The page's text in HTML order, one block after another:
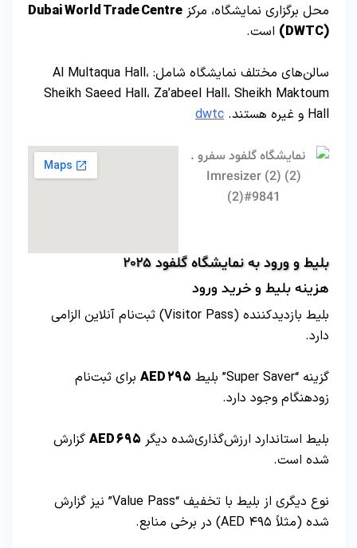
محل برگزاری نمایشگاه، مرکز Dubai World Trade Centre
(DWTC) است.
سالن‌های مختلف نمایشگاه شامل: Al Multaqua Hall،
Sheikh Saeed Hall، Za’abeel Hall، Sheikh Maktoum
Hall و غیره هستند.
dwtc
بلیط و ورود به نمایشگاه گلفود ۲۰۲۵
هزینه بلیط و خرید ورود
بلیط بازدیدکننده (Visitor Pass) ثبت‌نام آنلاین الزامی
دارد.
گزینه “Super Saver” بلیط AED ۲۹۵ برای ثبت‌نام
زودهنگام وجود دارد.
بلیط استاندارد ارزش‌گذاری‌شده دیگر AED ۶۹۵ گزارش
شده است.
نوع دیگری از بلیط با تخفیف “Value Pass” نیز گزارش
شده (مثلاً AED ۴۹۵) در برخی منابع.